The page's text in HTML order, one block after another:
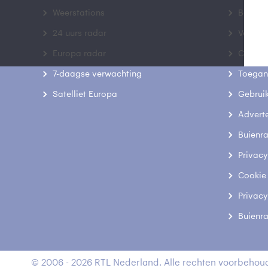
Weerstations
24 uurs radar
Europa radar
7-daagse verwachting
Satelliet Europa
Contact
© 2006 - 2026 RTL Nederland. Alle rechten